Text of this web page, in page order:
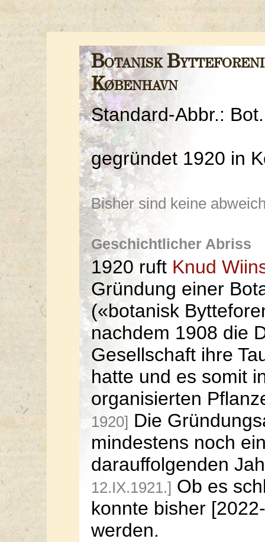
Botanisk
København
Standard-Abbr.:
gegründet 1920 in
Bisher sind keine
Geschichtlicher Abriss
1920 ruft Knud
Gründung einer
(«botanisk
nachdem 1908 die
Gesellschaft ihre
hatte und es somit
organisierten
1920] Die
mindestens noch
darauffolgenden
12.IX.1921.] Ob es
konnte bisher
werden.